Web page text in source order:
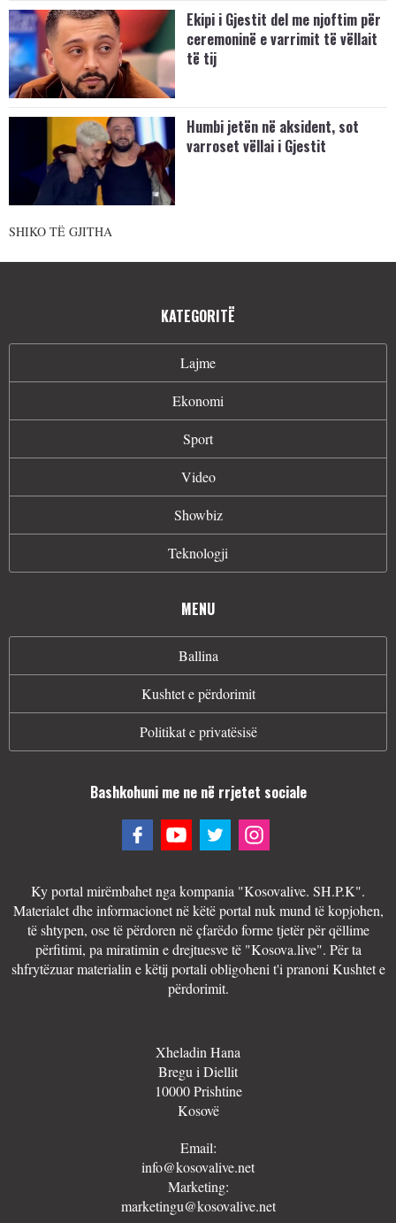
Ekipi i Gjestit del me njoftim për
ceremoninë e varrimit të vëllait
të tij
Humbi jetën në aksident, sot
varroset vëllai i Gjestit
SHIKO TË GJITHA
KATEGORITË
Lajme
Ekonomi
Sport
Video
Showbiz
Teknologji
MENU
Ballina
Kushtet e përdorimit
Politikat e privatësisë
Bashkohuni me ne në rrjetet sociale
Ky portal mirëmbahet nga kompania "Kosovalive. SH.P.K".
Materialet dhe informacionet në këtë portal nuk mund të kopjohen,
të shtypen, ose të përdoren në çfarëdo forme tjetër për qëllime
përfitimi, pa miratimin e drejtuesve të "Kosova.live". Për ta
shfrytëzuar materialin e këtij portali obligoheni t'i pranoni Kushtet e
përdorimit.
Xheladin Hana
Bregu i Diellit
10000 Prishtine
Kosovë
Email:
info@kosovalive.net
Marketing:
marketingu@kosovalive.net